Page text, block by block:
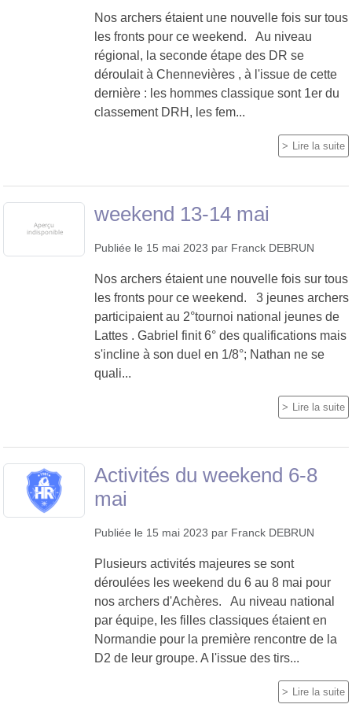
Nos archers étaient une nouvelle fois sur tous
les fronts pour ce weekend. Au niveau
régional, la seconde étape des DR se
déroulait à Chennevières , à l'issue de cette
dernière : les hommes classique sont 1er du
classement DRH, les fem...
Lire la suite
weekend 13-14 mai
Publiée le 15 mai 2023 par Franck DEBRUN
Nos archers étaient une nouvelle fois sur tous
les fronts pour ce weekend. 3 jeunes archers
participaient au 2°tournoi national jeunes de
Lattes . Gabriel finit 6° des qualifications mais
s'incline à son duel en 1/8°; Nathan ne se
quali...
Lire la suite
Activités du weekend 6-8
mai
Publiée le 15 mai 2023 par Franck DEBRUN
Plusieurs activités majeures se sont
déroulées les weekend du 6 au 8 mai pour
nos archers d'Achères. Au niveau national
par équipe, les filles classiques étaient en
Normandie pour la première rencontre de la
D2 de leur groupe. A l'issue des tirs...
Lire la suite